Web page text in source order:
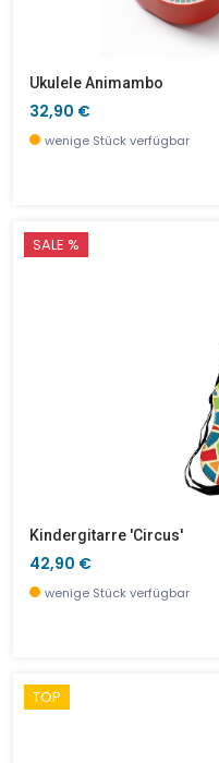
Ukulele Animambo
32,90 €
wenige Stück verfügbar
SALE %
Kindergitarre 'Circus'
42,90 €
wenige Stück verfügbar
TOP